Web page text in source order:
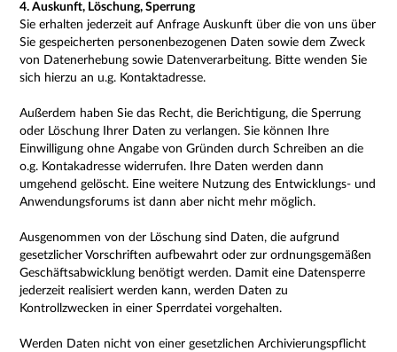
4. Auskunft, Löschung, Sperrung
Sie erhalten jederzeit auf Anfrage Auskunft über die von uns über
Sie gespeicherten personenbezogenen Daten sowie dem Zweck
von Datenerhebung sowie Datenverarbeitung. Bitte wenden Sie
sich hierzu an u.g. Kontaktadresse.
Außerdem haben Sie das Recht, die Berichtigung, die Sperrung
oder Löschung Ihrer Daten zu verlangen. Sie können Ihre
Einwilligung ohne Angabe von Gründen durch Schreiben an die
o.g. Kontakadresse widerrufen. Ihre Daten werden dann
umgehend gelöscht. Eine weitere Nutzung des Entwicklungs- und
Anwendungsforums ist dann aber nicht mehr möglich.
Ausgenommen von der Löschung sind Daten, die aufgrund
gesetzlicher Vorschriften aufbewahrt oder zur ordnungsgemäßen
Geschäftsabwicklung benötigt werden. Damit eine Datensperre
jederzeit realisiert werden kann, werden Daten zu
Kontrollzwecken in einer Sperrdatei vorgehalten.
Werden Daten nicht von einer gesetzlichen Archivierungspflicht